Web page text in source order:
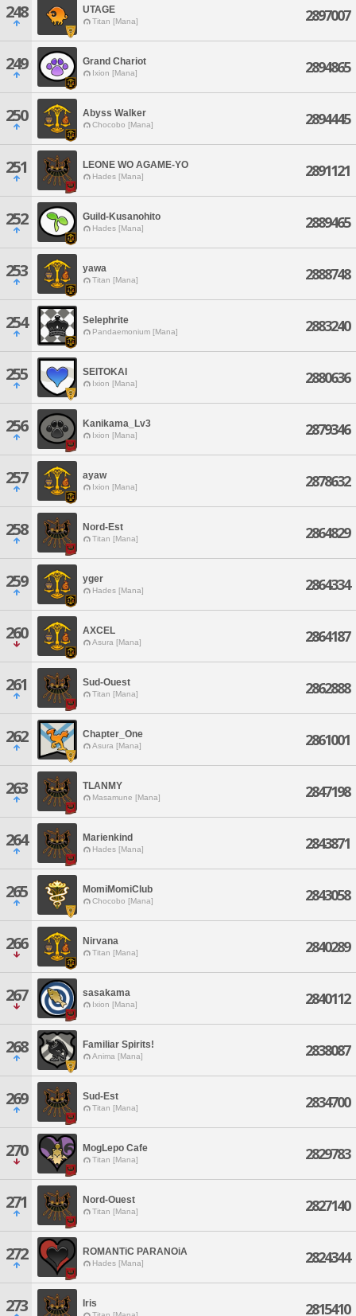
248 UTAGE
Titan [Mana] 2897007
249 Grand Chariot
Ixion [Mana] 2894865
250 Abyss Walker
Chocobo [Mana] 2894445
251 LEONE WO AGAME-YO
Hades [Mana] 2891121
252 Guild-Kusanohito
Hades [Mana] 2889465
253 yawa
Titan [Mana] 2888748
254 Selephrite
Pandaemonium [Mana] 2883240
255 SEITOKAI
Ixion [Mana] 2880636
256 Kanikama_Lv3
Ixion [Mana] 2879346
257 ayaw
Ixion [Mana] 2878632
258 Nord-Est
Titan [Mana] 2864829
259 yger
Hades [Mana] 2864334
260 AXCEL
Asura [Mana] 2864187
261 Sud-Ouest
Titan [Mana] 2862888
262 Chapter_One
Asura [Mana] 2861001
263 TLANMY
Masamune [Mana] 2847198
264 Marienkind
Hades [Mana] 2843871
265 MomiMomiClub
Chocobo [Mana] 2843058
266 Nirvana
Titan [Mana] 2840289
267 sasakama
Ixion [Mana] 2840112
268 Familiar Spirits!
Anima [Mana] 2838087
269 Sud-Est
Titan [Mana] 2834700
270 MogLepo Cafe
Titan [Mana] 2829783
271 Nord-Ouest
Titan [Mana] 2827140
272 ROMANTiC PARANOiA
Hades [Mana] 2824344
273 Iris 2815410